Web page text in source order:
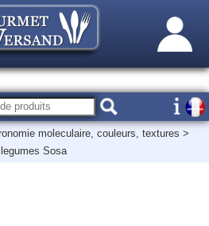
moleculaire, couleurs, textures >
Sosa